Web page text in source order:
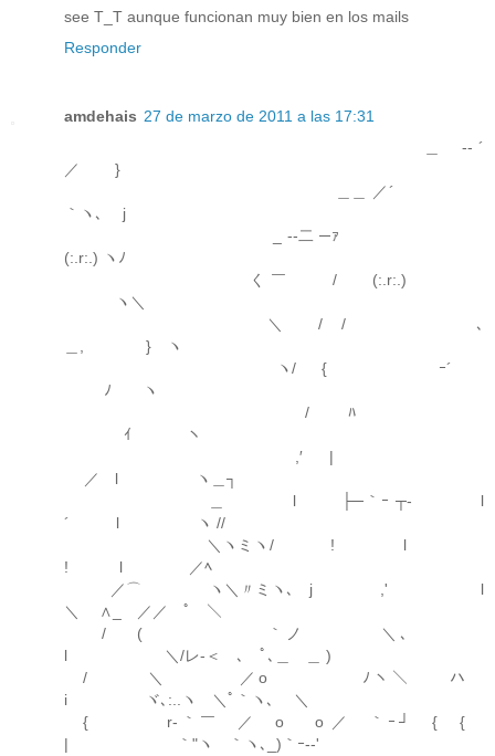
see T_T aunque funcionan muy bien en los mails
Responder
amdehais 27 de marzo de 2011 a las 17:31
＿ -‐ ´
／ }
＿＿ ／´
｀ヽ､ j
_ -‐二 ─ｧ
(:.r:.) ヽﾉ
く ￣ / (:.r:.)
ヽ＼
＼ / / ､
＿, } ヽ
ヽ/ { ｰ´
ﾉ ヽ
/ ﾊ
ｲ ヽ
,′ | ゝ
／ l ヽ＿┐
＿ l ├─｀ｰ ┬- l
´ l ヽ //
＼ヽミヽ/ ! l
! l ／ﾍ
／⌒ ヽ＼〃ミヽ､ j ,' l
＼ ∧_ ／／ ﾟ ＼
/ ( ｀ノ ＼､
l ＼/レ-＜ ､ ﾟ､＿ ＿ )
/ ＼ ／o ﾉヽ＼ ハ
i ヾ､:..ヽ ＼ﾟ｀ヽ､ ＼
{ r‐｀￣ ／ o o ／ ｀ｰ┘ { {
| ｀"ヽ ｀ヽ､_)｀ｰ--'